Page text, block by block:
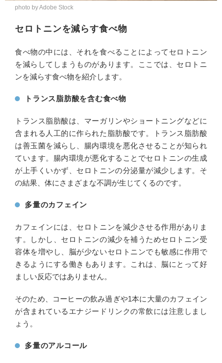
photo by Adobe Stock
セロトニンを減らす食べ物
食べ物の中には、それを食べることによってセロトニン
を減らしてしまうものがあります。ここでは、セロトニ
ンを減らす食べ物を紹介します。
トランス脂肪酸を含む食べ物
トランス脂肪酸は、マーガリンやショートニングなどに
含まれる人工的に作られた脂肪酸です。トランス脂肪酸
は善玉菌を減らし、腸内環境を悪化させることが知られ
ています。腸内環境が悪化することでセロトニンの生成
が上手くいかず、セロトニンの分泌量が減少します。そ
の結果、体にさまざまな不調が生じてくるのです。
多量のカフェイン
カフェインには、セロトニンを減少させる作用がありま
す。しかし、セロトニンの減少を補うためセロトニン受
容体を増やし、脳が少ないセロトニンでも敏感に作用で
きるようにする働きもあります。これは、脳にとって好
ましい反応ではありません。
そのため、コーヒーの飲み過ぎや1本に大量のカフェイン
が含まれているエナジードリンクの常飲には注意しまし
ょう。
多量のアルコール